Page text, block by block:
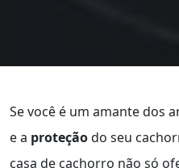
Se você é um amante dos
e a proteçãodo seu
casa de cachorro não só